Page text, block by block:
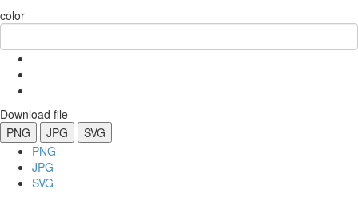
color
Download file
PNG
JPG
SVG
PNG
JPG
SVG